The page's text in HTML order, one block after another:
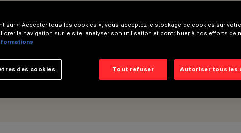
wide flood - UGR<19
sur « Accepter tous les cookies », vous acceptez le stockage de cookies sur
la navigation sur le site, analyser son utilisation et contribuer à nos efforts de
Tout refuser Autoriser tous les
des cookies